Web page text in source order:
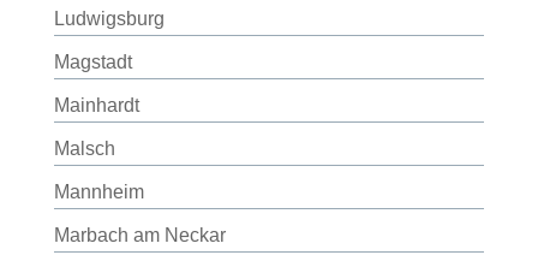
Ludwigsburg
Magstadt
Mainhardt
Malsch
Mannheim
Marbach am Neckar